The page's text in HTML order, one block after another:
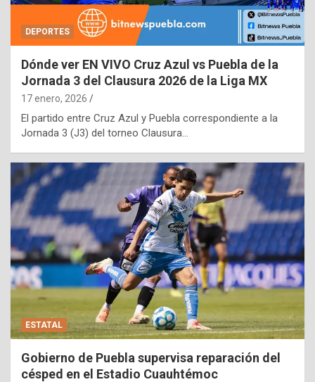
DEPORTES
Dónde ver EN VIVO Cruz Azul vs Puebla de la
Jornada 3 del Clausura 2026 de la Liga MX
17 enero, 2026
El partido entre Cruz Azul y Puebla correspondiente a la
Jornada 3 (J3) del torneo Clausura…
ESTATAL
Gobierno de Puebla supervisa reparación del
césped en el Estadio Cuauhtémoc